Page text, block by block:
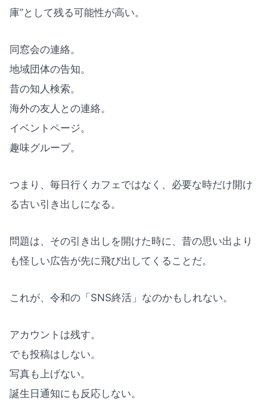
庫”として残る可能性が高い。
同窓会の連絡。
地域団体の告知。
昔の知人検索。
海外の友人との連絡。
イベントページ。
趣味グループ。
つまり、毎日行くカフェではなく、必要な時だけ開け
る古い引き出しになる。
問題は、その引き出しを開けた時に、昔の思い出より
も怪しい広告が先に飛び出してくることだ。
これが、令和の「SNS終活」なのかもしれない。
アカウントは残す。
でも投稿はしない。
写真も上げない。
誕生日通知にも反応しない。